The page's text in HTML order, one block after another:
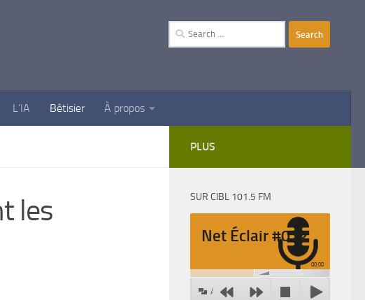
Search
for:
L’IA Bêtisier À propos
les
PLUS
SUR CIBL 101.5 FM
Net Éclair #012
00:00
Agrandir